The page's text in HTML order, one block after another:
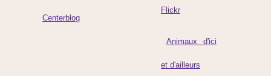
Centerblog
Flickr
Animaux d'ici
et d'ailleurs